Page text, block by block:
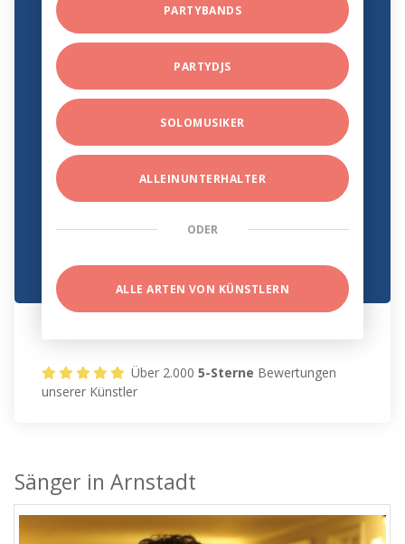
PARTYBANDS
PARTYDJS
SOLOMUSIKER
ALLEINUNTERHALTER
ODER
ALLE ARTEN VON KÜNSTLERN
Über 2.0005-Sterne Bewertungen
unserer Künstler
Sänger in Arnstadt